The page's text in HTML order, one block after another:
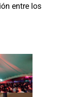
entre los